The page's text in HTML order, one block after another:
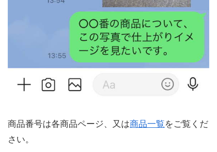
商品番号は各商品ページ、又は商品一覧をご覧くだ
さい。